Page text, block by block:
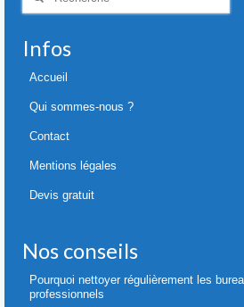
Infos
Accueil
Qui sommes-nous ?
Contact
Mentions légales
Devis gratuit
Nos conseils
Pourquoi nettoyer régulièrement les
professionnels